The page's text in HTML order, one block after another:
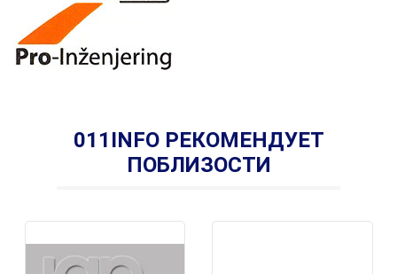
011INFO РЕКОМЕНДУЕТ
ПОБЛИЗОСТИ